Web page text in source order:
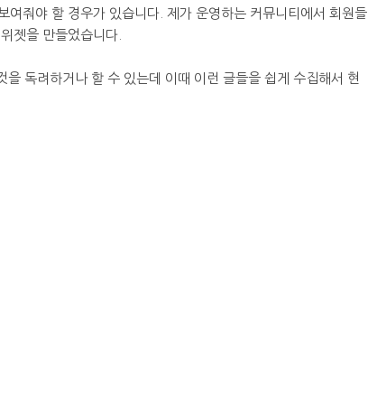
줘야 할 경우가 있습니다. 제가 운영하는 커뮤니티에서 회원들
젯을 만들었습니다.
독려하거나 할 수 있는데 이때 이런 글들을 쉽게 수집해서 현